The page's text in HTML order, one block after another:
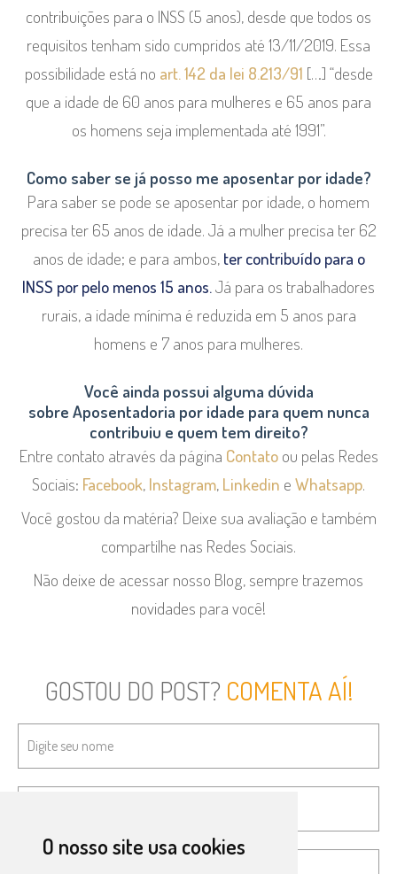
O nosso site usa cookies
contribuições para o INSS (5 anos), desde que todos os
requisitos tenham sido cumpridos até 13/11/2019. Essa
possibilidade está no art. 142 da lei 8.213/91 […] “desde
que a idade de 60 anos para mulheres e 65 anos para
os homens seja implementada até 1991”.
Como saber se já posso me aposentar por idade?
Para saber se pode se aposentar por idade, o homem
precisa ter 65 anos de idade. Já a mulher precisa ter 62
anos de idade; e para ambos,ter contribuído para o
INSS por pelo menos 15 anos.Já para os trabalhadores
rurais, a idade mínima é reduzida em 5 anos para
homens e 7 anos para mulheres.
Você ainda possui alguma dúvida
sobre Aposentadoria por idade para quem nunca
contribuiu e quem tem direito?
Entre contato através da página Contatoou pelas Redes
Sociais: Facebook, Instagram, Linkedin e Whatsapp.
Você gostou da matéria? Deixe sua avaliação e também
compartilhe nas Redes Sociais.
Não deixe de acessar nosso Blog, sempre trazemos
novidades para você!
GOSTOU DO POST? COMENTA AÍ!